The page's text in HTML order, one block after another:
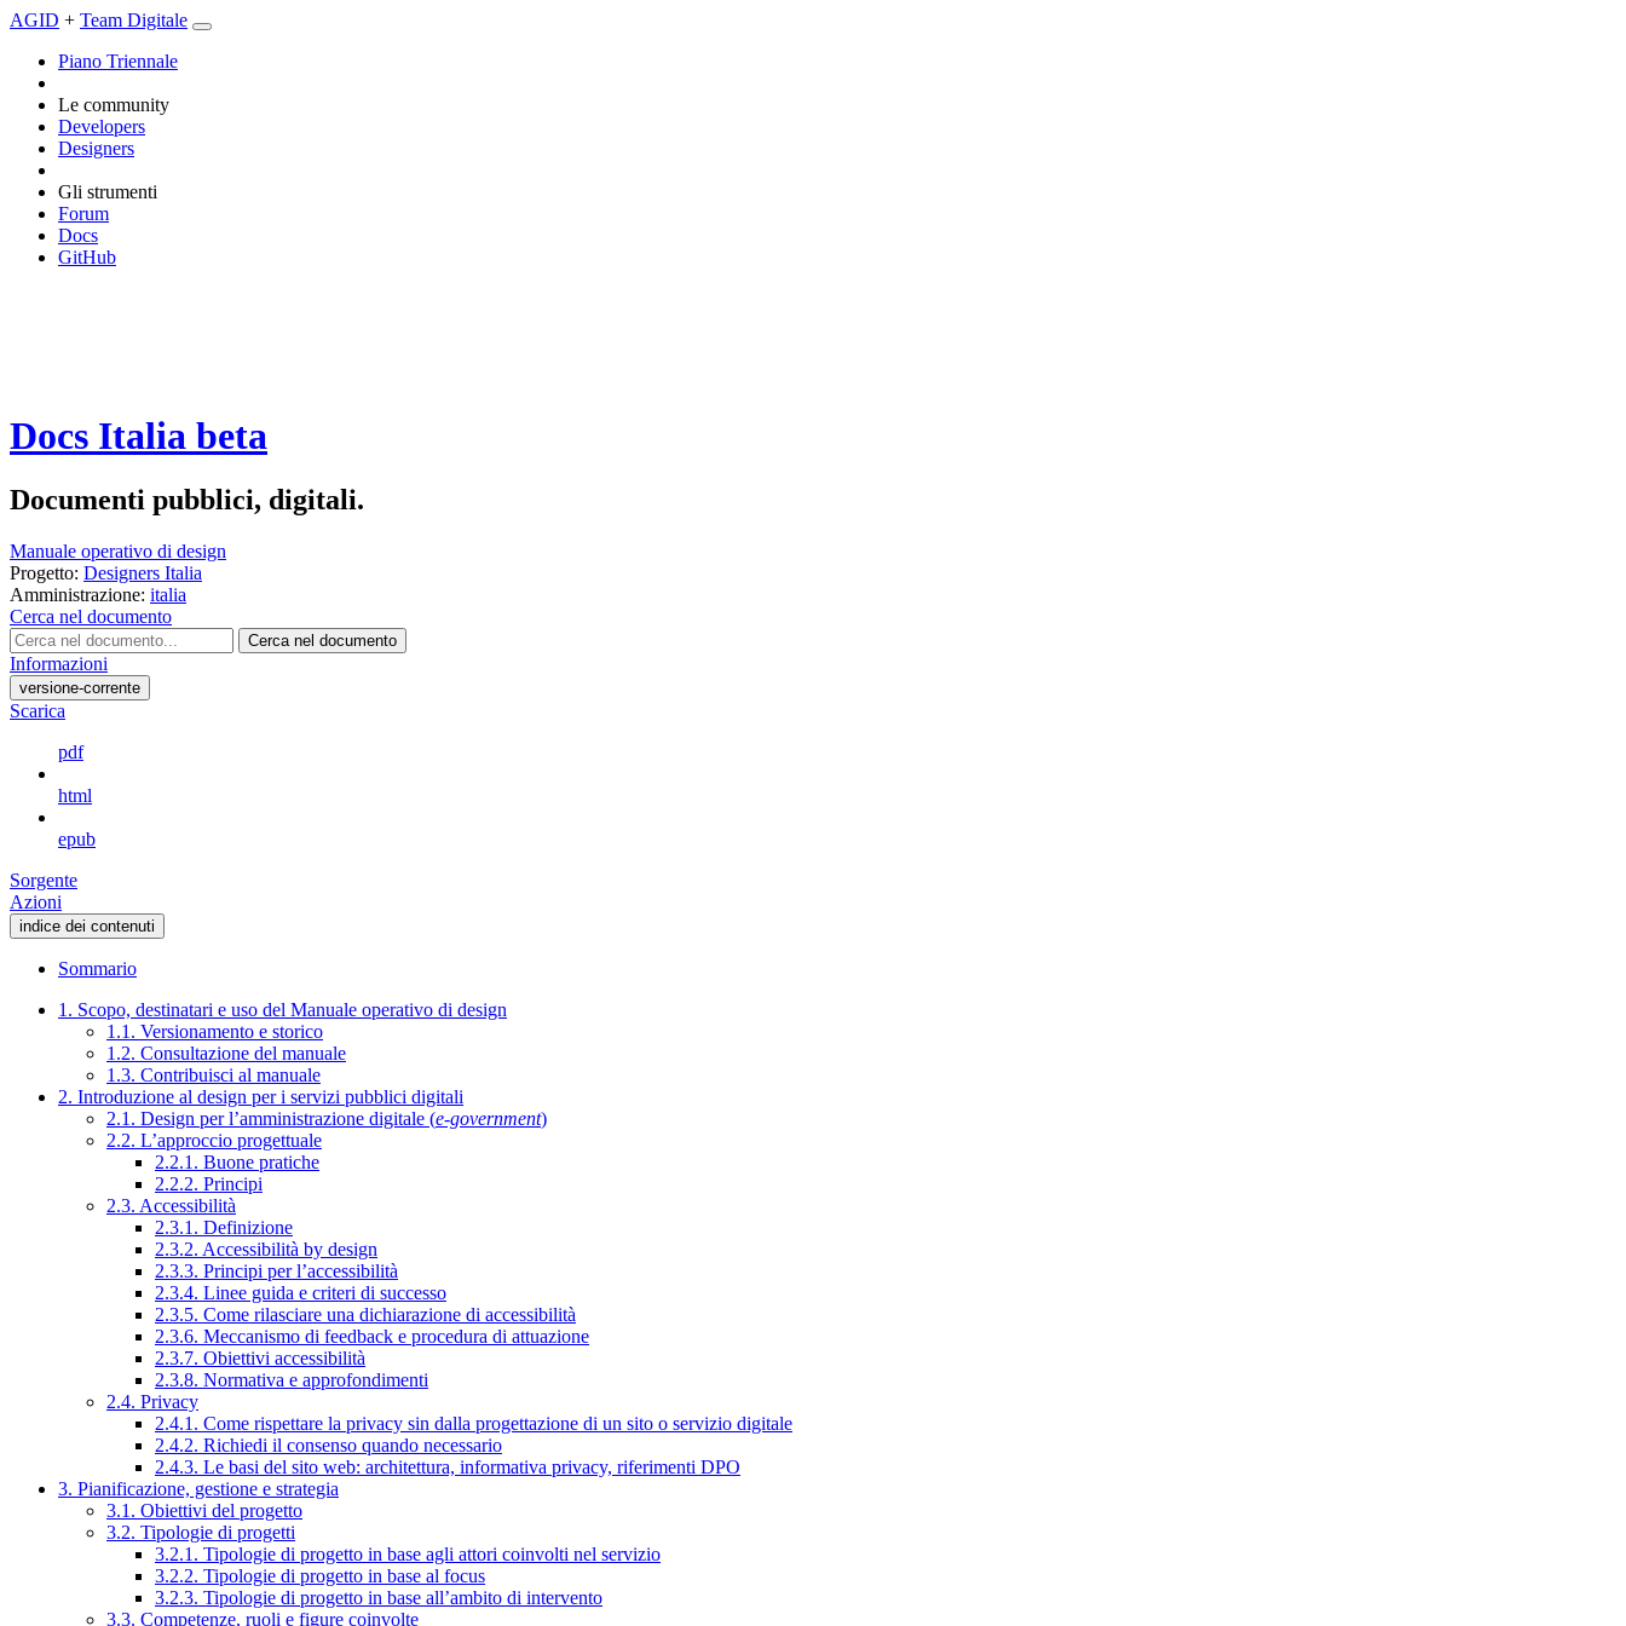
AGID + Team Digitale
Piano Triennale
Le community
Developers
Designers
Gli strumenti
Forum
Docs
GitHub
Docs Italia beta
Documenti pubblici, digitali.
Manuale operativo di design
Progetto: Designers Italia
Amministrazione: italia
Cerca nel documento
Cerca nel documento
Informazioni
versione-corrente
Scarica
pdf
html
epub
Sorgente
Azioni
indice dei contenuti
Sommario
1. Scopo, destinatari e uso del Manuale operativo di design
1.1. Versionamento e storico
1.2. Consultazione del manuale
1.3. Contribuisci al manuale
2. Introduzione al design per i servizi pubblici digitali
2.1. Design per l’amministrazione digitale (e-government)
2.2. L’approccio progettuale
2.2.1. Buone pratiche
2.2.2. Principi
2.3. Accessibilità
2.3.1. Definizione
2.3.2. Accessibilità by design
2.3.3. Principi per l’accessibilità
2.3.4. Linee guida e criteri di successo
2.3.5. Come rilasciare una dichiarazione di accessibilità
2.3.6. Meccanismo di feedback e procedura di attuazione
2.3.7. Obiettivi accessibilità
2.3.8. Normativa e approfondimenti
2.4. Privacy
2.4.1. Come rispettare la privacy sin dalla progettazione di un sito o servizio digitale
2.4.2. Richiedi il consenso quando necessario
2.4.3. Le basi del sito web: architettura, informativa privacy, riferimenti DPO
3. Pianificazione, gestione e strategia
3.1. Obiettivi del progetto
3.2. Tipologie di progetti
3.2.1. Tipologie di progetto in base agli attori coinvolti nel servizio
3.2.2. Tipologie di progetto in base al focus
3.2.3. Tipologie di progetto in base all’ambito di intervento
3.3. Competenze, ruoli e figure coinvolte